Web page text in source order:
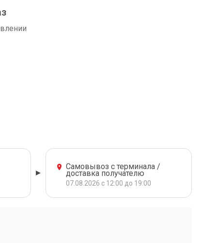
Самовывоз с терминала /
доставка получателю
07.08.2026 с 12:00 до 19:00